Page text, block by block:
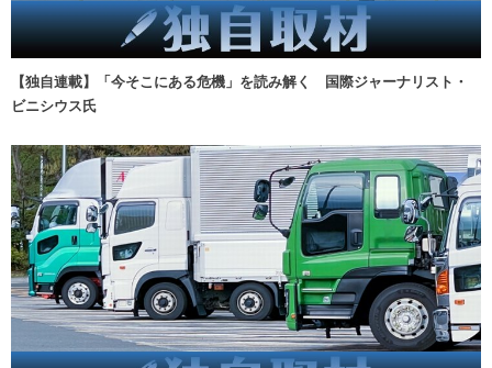
【独自連載】「今そこにある危機」を読み解く 国際ジャーナリスト・
ビニシウス氏